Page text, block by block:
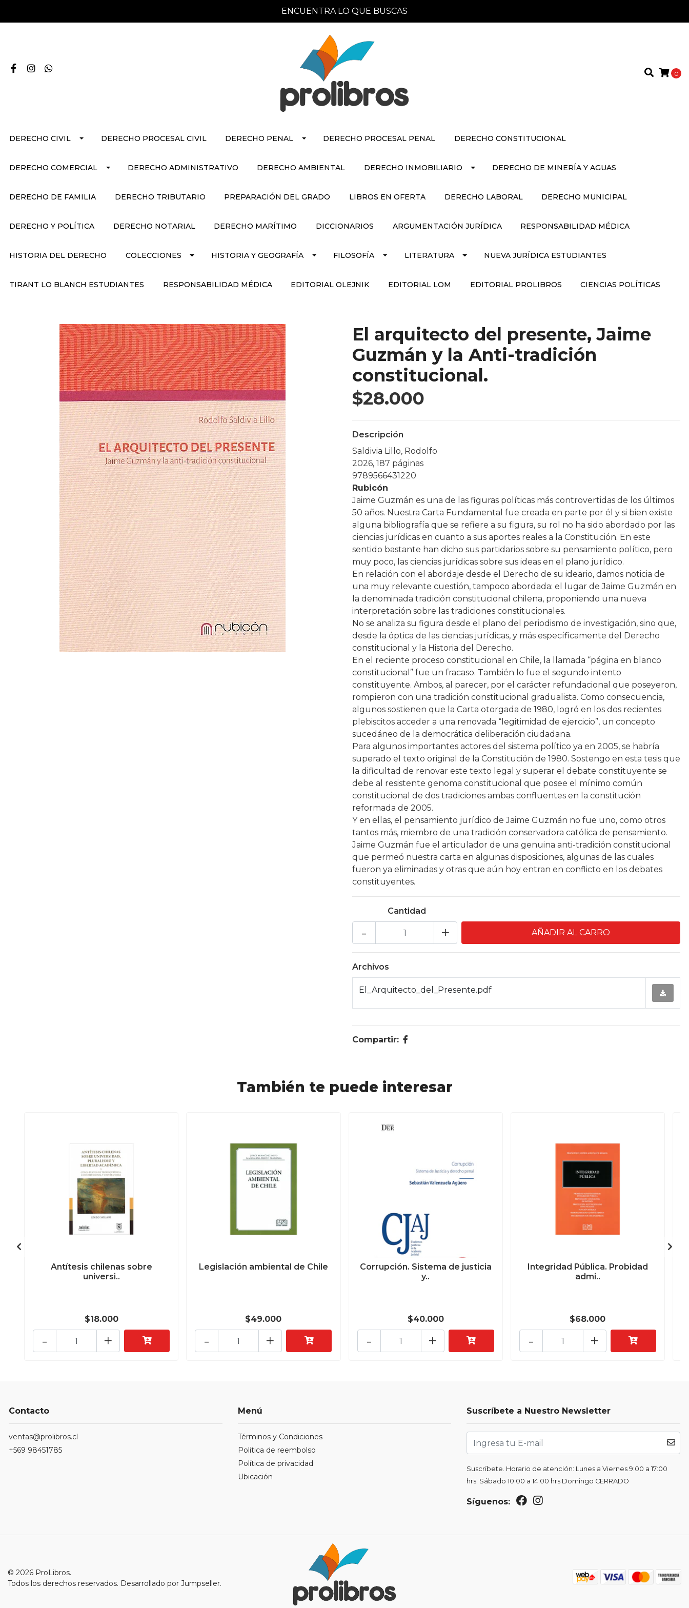
ENCUENTRA LO QUE BUSCAS
0
DERECHO CIVIL DERECHO PROCESAL CIVIL DERECHO PENAL DERECHO PROCESAL PENAL DERECHO CONSTITUCIONAL
DERECHO COMERCIAL DERECHO ADMINISTRATIVO DERECHO AMBIENTAL DERECHO INMOBILIARIO DERECHO DE MINERÍA Y AGUAS
DERECHO DE FAMILIA DERECHO TRIBUTARIO PREPARACIÓN DEL GRADO LIBROS EN OFERTA DERECHO LABORAL DERECHO MUNICIPAL
DERECHO Y POLÍTICA DERECHO NOTARIAL DERECHO MARÍTIMO DICCIONARIOS ARGUMENTACIÓN JURÍDICA RESPONSABILIDAD MÉDICA
HISTORIA DEL DERECHO COLECCIONES HISTORIA Y GEOGRAFÍA FILOSOFÍA LITERATURA NUEVA JURÍDICA ESTUDIANTES
TIRANT LO BLANCH ESTUDIANTES RESPONSABILIDAD MÉDICA EDITORIAL OLEJNIK EDITORIAL LOM EDITORIAL PROLIBROS CIENCIAS POLÍTICAS
El arquitecto del presente, Jaime
Guzmán y la Anti-tradición
constitucional.
$28.000
Descripción
Saldivia Lillo, Rodolfo
2026, 187 páginas
9789566431220
Rubicón
Jaime Guzmán es una de las figuras políticas más controvertidas de los últimos
50 años. Nuestra Carta Fundamental fue creada en parte por él y si bien existe
alguna bibliografía que se refiere a su figura, su rol no ha sido abordado por las
ciencias jurídicas en cuanto a sus aportes reales a la Constitución. En este
sentido bastante han dicho sus partidarios sobre su pensamiento político, pero
muy poco, las ciencias jurídicas sobre sus ideas en el plano jurídico.
En relación con el abordaje desde el Derecho de su ideario, damos noticia de
una muy relevante cuestión, tampoco abordada: el lugar de Jaime Guzmán en
la denominada tradición constitucional chilena, proponiendo una nueva
interpretación sobre las tradiciones constitucionales.
No se analiza su figura desde el plano del periodismo de investigación, sino que,
desde la óptica de las ciencias jurídicas, y más específicamente del Derecho
constitucional y la Historia del Derecho.
En el reciente proceso constitucional en Chile, la llamada “página en blanco
constitucional” fue un fracaso. También lo fue el segundo intento
constituyente. Ambos, al parecer, por el carácter refundacional que poseyeron,
rompieron con una tradición constitucional gradualista. Como consecuencia,
algunos sostienen que la Carta otorgada de 1980, logró en los dos recientes
plebiscitos acceder a una renovada “legitimidad de ejercicio”, un concepto
sucedáneo de la democrática deliberación ciudadana.
Para algunos importantes actores del sistema político ya en 2005, se habría
superado el texto original de la Constitución de 1980. Sostengo en esta tesis que
la dificultad de renovar este texto legal y superar el debate constituyente se
debe al resistente genoma constitucional que posee el mínimo común
constitucional de dos tradiciones ambas confluentes en la constitución
reformada de 2005.
Y en ellas, el pensamiento jurídico de Jaime Guzmán no fue uno, como otros
tantos más, miembro de una tradición conservadora católica de pensamiento.
Jaime Guzmán fue el articulador de una genuina anti-tradición constitucional
que permeó nuestra carta en algunas disposiciones, algunas de las cuales
fueron ya eliminadas y otras que aún hoy entran en conflicto en los debates
constituyentes.
Cantidad
+
-
Archivos
El_Arquitecto_del_Presente.pdf
Compartir:
También te puede interesar
Antítesis chilenas sobre
universi..
$18.000
+
-
Legislación ambiental de Chile
$49.000
+
-
Corrupción. Sistema de justicia
y..
$40.000
+
-
Integridad Pública. Probidad
admi..
$68.000
+
-
Contacto
ventas@prolibros.cl
+569 98451785
Menú
Términos y Condiciones
Politica de reembolso
Política de privacidad
Ubicación
Suscríbete a Nuestro Newsletter
Suscríbete. Horario de atención: Lunes a Viernes 9:00 a 17:00
hrs. Sábado 10:00 a 14:00 hrs Domingo CERRADO
Síguenos:
© 2026 ProLibros.
Todos los derechos reservados. Desarrollado por Jumpseller.